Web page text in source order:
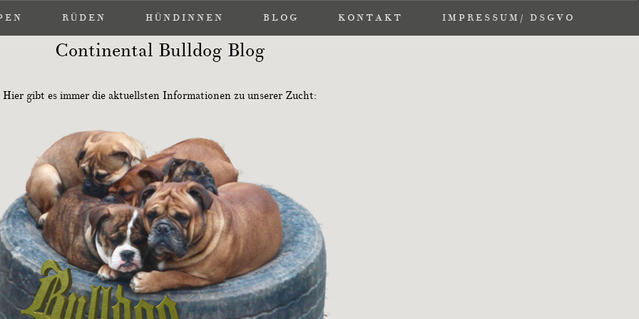
RÜDEN HÜNDINNEN BLOG KONTAKT IMPRESSUM/ DSGVO
RÜDEN HÜNDINNEN BLOG KONTAKT IMPRESSUM/ DSGVO
Continental Bulldog Blog
Hier gibt es immer die aktuellsten Informationen zu unserer Zucht: